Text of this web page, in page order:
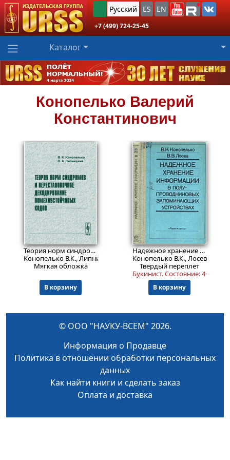
Русский ES EN
+7 (499) 724-25-45
Каталог
Конопелько Валерий
Константинович
748₽
Теория норм синдромов и перестановочное декодирование помехоустойчивых кодов.
Конопелько В.К., Липницкий В.А.
Мягкая обложка
В корзину
Пред.заказ! 799₽
Надежное хранение информации в полупроводниковых запоминающих устройствах
Конопелько В.К., Лосев В.В.
Твердый переплет
Букинист.Состояние: 4+
В корзину
© ООО "НАУКУ-ВСЕМ" 2026.
Информация о Продавце
Политика в отношении обработки персональных
данных
Как найти книги и сделать заказ
Оплата и доставка